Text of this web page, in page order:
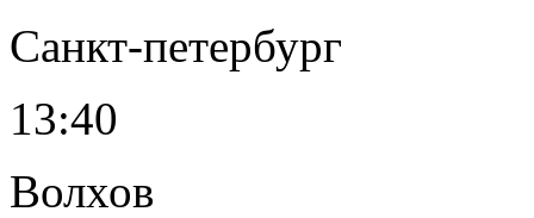
Санкт-петербург
13:40
Волхов